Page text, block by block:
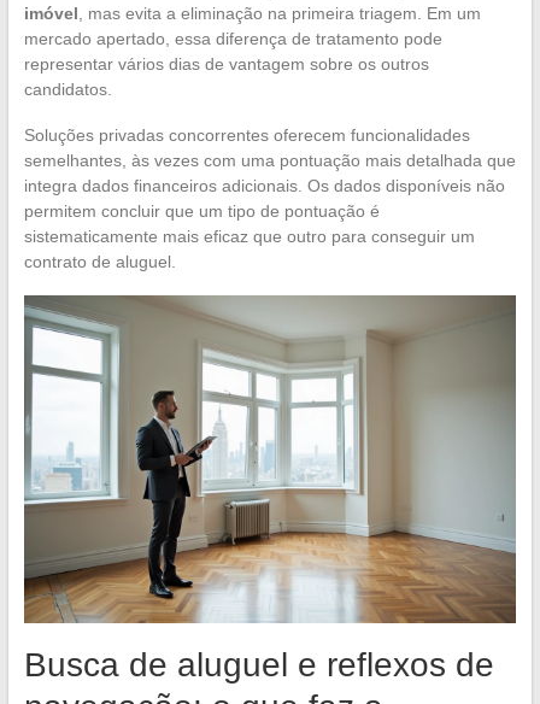
imóvel , mas evita a eliminação na primeira triagem. Em um
mercado apertado, essa diferença de tratamento pode
representar vários dias de vantagem sobre os outros
candidatos.
Soluções privadas concorrentes oferecem funcionalidades
semelhantes, às vezes com uma pontuação mais detalhada que
integra dados financeiros adicionais. Os dados disponíveis não
permitem concluir que um tipo de pontuação é
sistematicamente mais eficaz que outro para conseguir um
contrato de aluguel.
Busca de aluguel e reflexos de